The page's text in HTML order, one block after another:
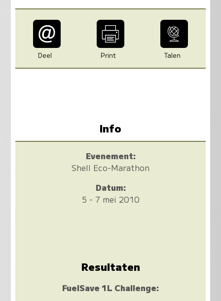
Deel Print Talen
Info
Evenement:
Shell Eco-Marathon
Datum:
5 - 7 mei 2010
Resultaten
FuelSave 1L Challenge: